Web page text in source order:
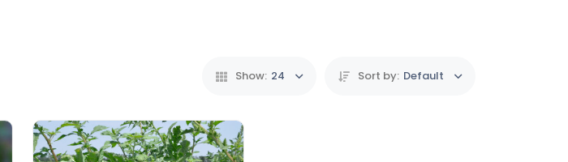
Show: 24 Sort by: Default